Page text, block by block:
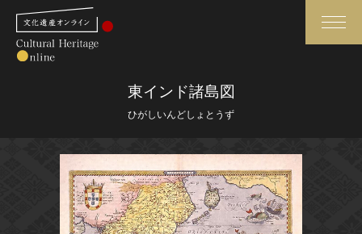
さらに詳細検索
さらに詳細検索
東インド諸島図
ひがしいんどしょとうず